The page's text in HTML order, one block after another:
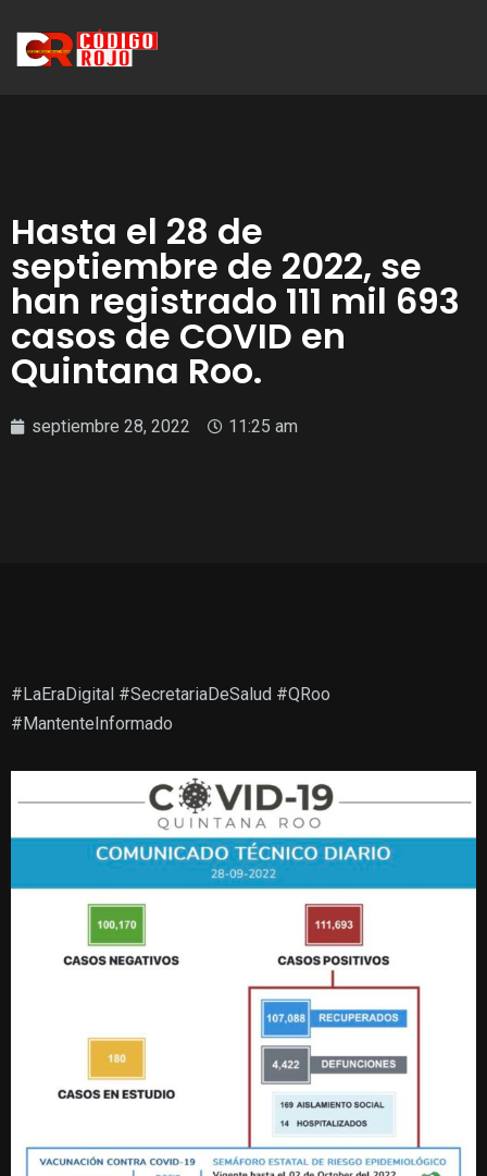
Hasta el 28 de
septiembre de 2022, se
han registrado 111 mil 693
casos de COVID en
Quintana Roo.
septiembre 28, 2022 11:25 am
#LaEraDigital #SecretariaDeSalud #QRoo
#MantenteInformado